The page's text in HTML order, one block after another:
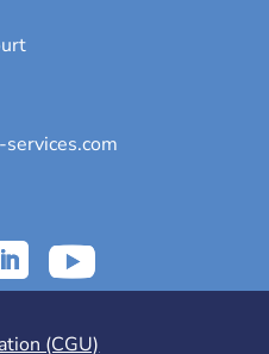
(CGU)